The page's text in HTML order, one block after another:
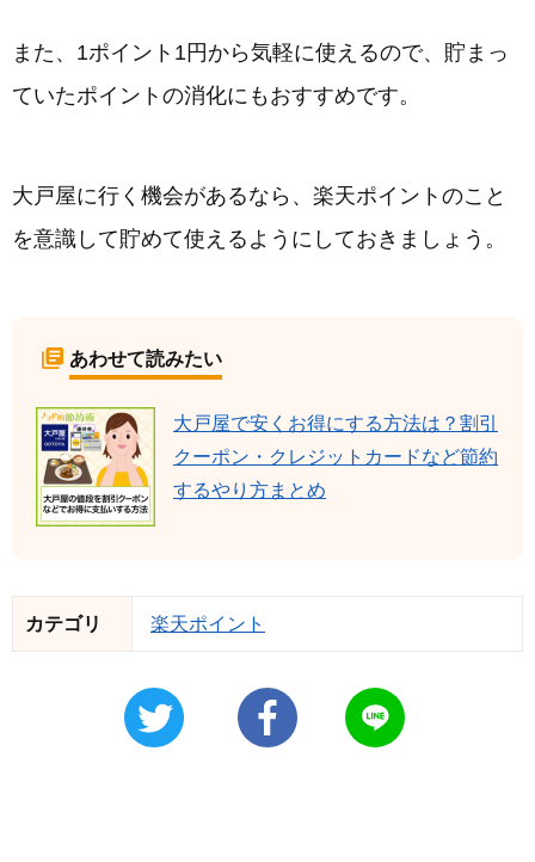
また、1ポイント1円から気軽に使えるので、貯まっ
ていたポイントの消化にもおすすめです。
大戸屋に行く機会があるなら、楽天ポイントのこと
を意識して貯めて使えるようにしておきましょう。
あわせて読みたい
大戸屋で安くお得にする方法は？割引
クーポン・クレジットカードなど節約
するやり方まとめ
カテゴリ 楽天ポイント